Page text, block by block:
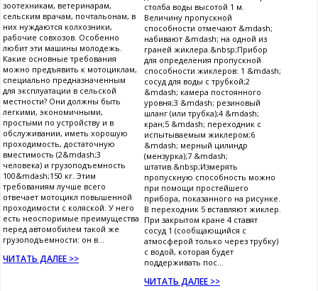
зоотехникам, ветеринарам,
сельским врачам, почтальонам, в
них нуждаются колхозники,
рабочие совхозов. Особенно
любит эти машины молодежь.
Какие основные требования
можно предъявить к мотоциклам,
специально предназначенным
для эксплуатации в сельской
местности? Они должны быть
легкими, экономичными,
простыми по устройству и в
обслуживании, иметь хорошую
проходимость, достаточную
вместимость (2&mdash;3
человека) и грузоподъемность
100&mdash;150 кг. Этим
требованиям лучше всего
отвечает мотоцикл повышенной
проходимости с коляской. У него
есть неоспоримые преимущества
перед автомобилем такой же
грузоподъемности: он в...
ЧИТАТЬ ДАЛЕЕ >>
столба воды высотой 1 м.
Величину пропускной
способности отмечают &mdash;
набивают &mdash; на одной из
граней жиклера.&nbsp;Прибор
для определения пропускной
способности жиклеров: 1 &mdash;
сосуд для воды с трубкой;2
&mdash; камера постоянного
уровня;3 &mdash; резиновый
шланг (или трубка);4 &mdash;
кран;5 &mdash; переходник с
испытываемым жиклером;6
&mdash; мерный цилиндр
(мензурка);7 &mdash;
штатив.&nbsp;Измерять
пропускную способность можно
при помощи простейшего
прибора, показанного на рисунке.
В переходник 5 вставляют жиклер.
При закрытом кране 4 ставят
сосуд 1 (сообщающийся с
атмосферой только через трубку)
с водой, которая будет
поддерживать пос...
ЧИТАТЬ ДАЛЕЕ >>